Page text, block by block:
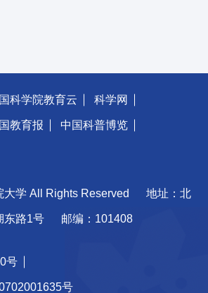
科学院教育云 科学网
教育报 中国科普博览
学 All Rights Reserved 地址：北
东路1号 邮编：101408
号
号